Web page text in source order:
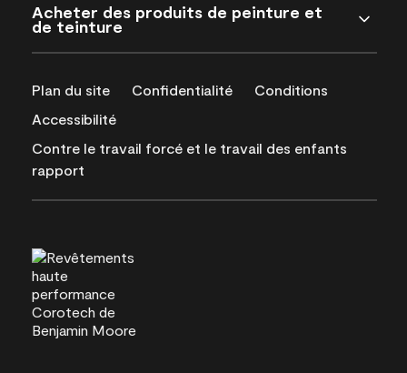
Acheter des produits de peinture et
de teinture
Plan du site Confidentialité
Conditions
Accessibilité
Contre le travail forcé et le travail des enfants
rapport